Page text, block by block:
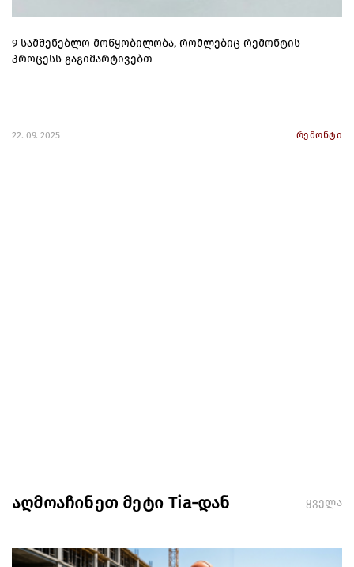
9 სამშენებლო მოწყობილობა, რომლებიც რემონტის
პროცესს გაგიმარტივებთ
22. 09. 2025 რემონტი
აღმოაჩინეთ მეტი Tia-დან ყველა